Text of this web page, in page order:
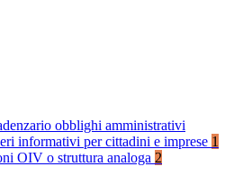
obblighi amministrativi
informativi per cittadini e imprese 1
OIV o struttura analoga 2